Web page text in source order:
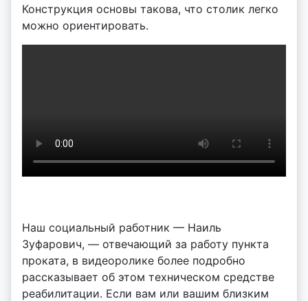
Конструкция основы такова, что столик легко
можно ориентировать.
Наш социальный работник — Наиль
Зуфарович, — отвечающий за работу пункта
проката, в видеоролике более подробно
рассказывает об этом техническом средстве
реабилитации. Если вам или вашим близким